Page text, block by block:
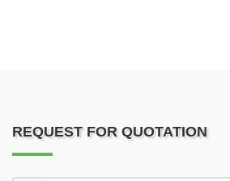
REQUEST FOR QUOTATION